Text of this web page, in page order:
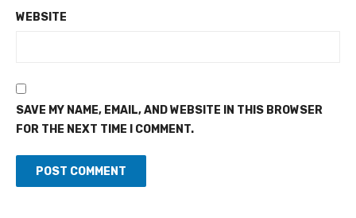
WEBSITE
SAVE MY NAME, EMAIL, AND WEBSITE IN THIS BROWSER
FOR THE NEXT TIME I COMMENT.